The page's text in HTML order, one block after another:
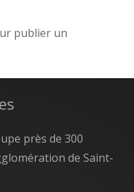
publier un
près de 300
de Saint-